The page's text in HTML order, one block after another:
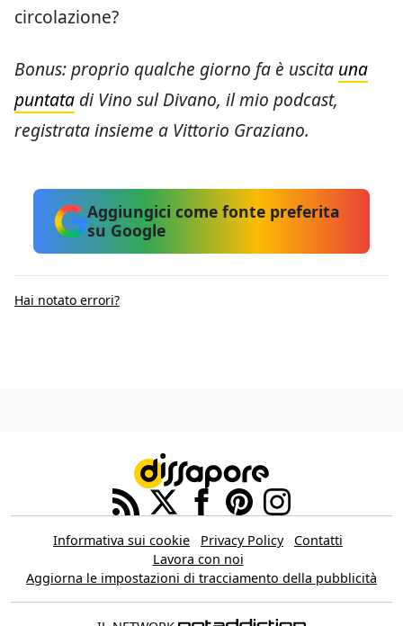
circolazione?
Bonus: proprio qualche giorno fa è uscita una
puntata di Vino sul Divano, il mio podcast,
registrata insieme a Vittorio Graziano.
Aggiungici come fonte preferita
su Google
Hai notato errori?
Informativa sui cookie Privacy Policy
Contatti
Lavora con noi
Aggiorna le impostazioni di tracciamento della pubblicità